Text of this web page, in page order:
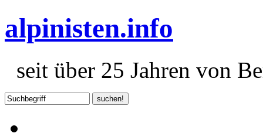
alpinisten.info
seit über 25 Jahren von